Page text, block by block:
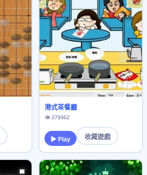
港式茶餐廳
👁 279462
▶ Play 收藏遊戲